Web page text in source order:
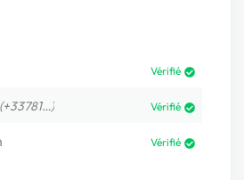
Vérifié
(+33781…) Vérifié
Vérifié